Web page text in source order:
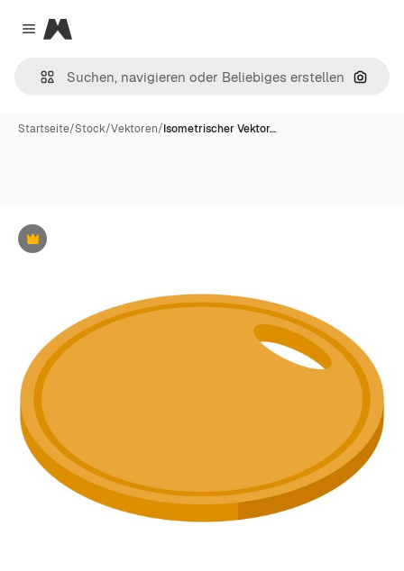
Close menu
Magnific
Nach
Startseite/Stock/Vektoren/Isometrischer Vektor…
Premium